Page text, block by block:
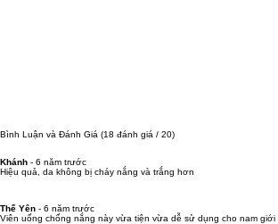
Bình Luận và Đánh Giá (18 đánh giá / 20)
Khánh - 6 năm trước
Hiệu quả, da không bị cháy nắng và trắng hơn
Thế Yên - 6 năm trước
Viên uống chống nắng này vừa tiện vừa dễ sử dụng cho nam giới